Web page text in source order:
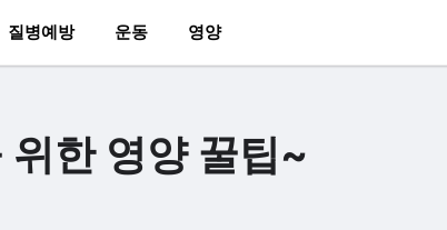
질병예방 운동 영양
한 영양 꿀팁~